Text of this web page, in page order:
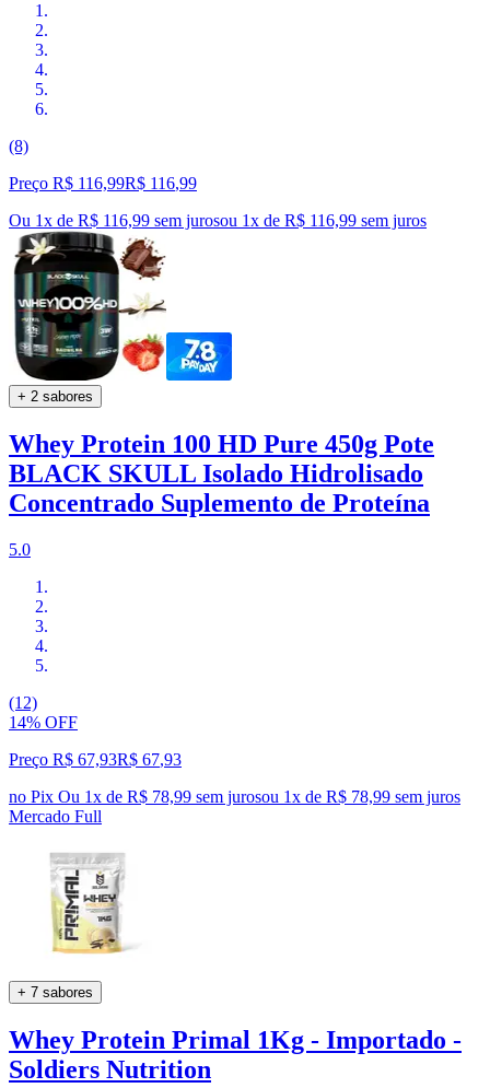
(8)
Preço R$ 116,99R$ 116,99
Ou 1x de R$ 116,99 sem jurosou 1x de R$ 116,99 sem juros
+ 2 sabores
Whey Protein 100 HD Pure 450g Pote
BLACK SKULL Isolado Hidrolisado
Concentrado Suplemento de Proteína
5.0
(12)
14% OFF
Preço R$ 67,93R$ 67,93
no Pix Ou 1x de R$ 78,99 sem jurosou 1x de R$ 78,99 sem juros
Mercado Full
+ 7 sabores
Whey Protein Primal 1Kg - Importado -
Soldiers Nutrition